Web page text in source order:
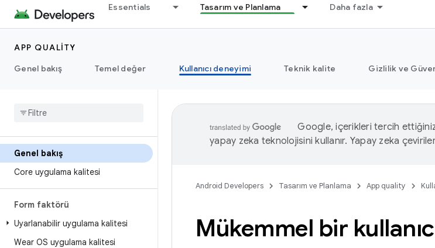
Essentials Tasarım ve Planlama Daha fazla
APP QUALITY
Genel bakış
Temel değer Kullanıcı deneyimi Teknik kalite Gizlilik ve
Genel bakış
Core uygulama kalitesi
Form faktörü
Uyarlanabilir uygulama kalitesi
Wear OS uygulama kalitesi
Google, içerikleri tercih
yapay zeka teknolojisini kullanır. Yapay zeka
Android Developers Tasarım ve Planlama App quality
Mükemmel bir